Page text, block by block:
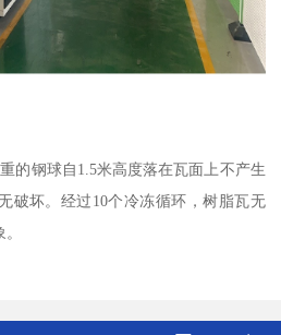
的钢球自1.5米高度落在瓦面上不产生
破坏。经过10个冷冻循环，树脂瓦无